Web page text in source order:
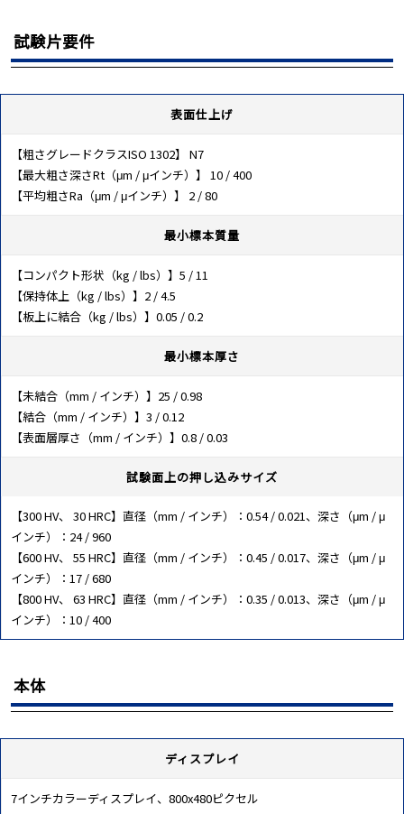
試験片要件
表面仕上げ
【粗さグレードクラスISO 1302】 N7
【最大粗さ深さRt（μm / μインチ）】 10 / 400
【平均粗さRa（μm / μインチ）】 2 / 80
最小標本質量
【コンパクト形状（kg / lbs）】5 / 11
【保持体上（kg / lbs）】2 / 4.5
【板上に結合（kg / lbs）】0.05 / 0.2
最小標本厚さ
【未結合（mm / インチ）】25 / 0.98
【結合（mm / インチ）】3 / 0.12
【表面層厚さ（mm / インチ）】0.8 / 0.03
試験面上の押し込みサイズ
【300 HV、 30 HRC】直径（mm / インチ）：0.54 / 0.021、深さ（μm / μ
インチ）：24 / 960
【600 HV、 55 HRC】直径（mm / インチ）：0.45 / 0.017、深さ（μm / μ
インチ）：17 / 680
【800 HV、 63 HRC】直径（mm / インチ）：0.35 / 0.013、深さ（μm / μ
インチ）：10 / 400
本体
ディスプレイ
7インチカラーディスプレイ、800x480ピクセル